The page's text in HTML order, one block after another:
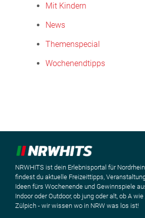
Mit Kindern
News
Themenspecial
Wochenendtipps
NRWHITS ist dein Erlebnisportal für
findest du aktuelle Freizeittipps,
Ideen fürs Wochenende und Gewinnspiele
Indoor oder Outdoor, ob jung oder alt, ob A
Zülpich - wir wissen wo in NRW was los ist!